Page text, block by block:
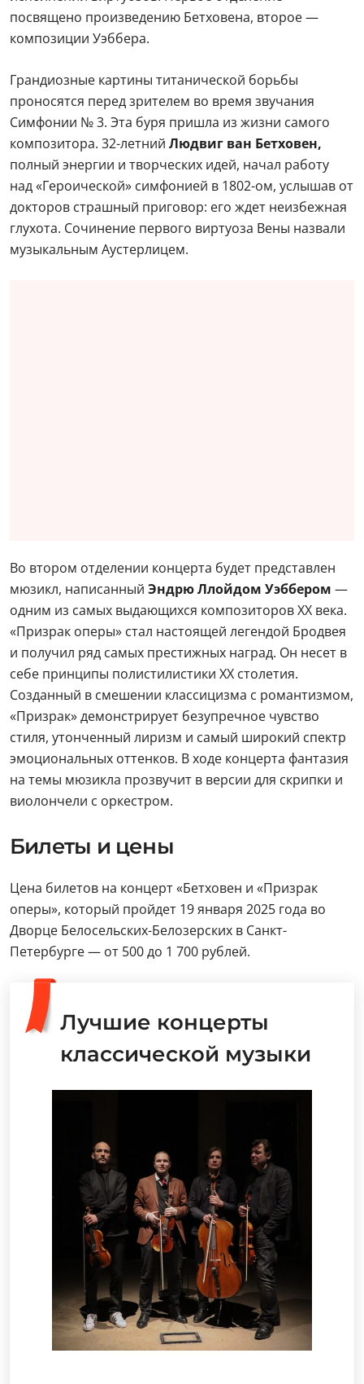
посвящено произведению Бетховена, второе —
композиции Уэббера.
Грандиозные картины титанической борьбы
проносятся перед зрителем во время звучания
Симфонии № 3. Эта буря пришла из жизни самого
композитора. 32-летний Людвиг ван Бетховен,
полный энергии и творческих идей, начал работу
над «Героической» симфонией в 1802-ом, услышав от
докторов страшный приговор: его ждет неизбежная
глухота. Сочинение первого виртуоза Вены назвали
музыкальным Аустерлицем.
Во втором отделении концерта будет представлен
мюзикл, написанный Эндрю Ллойдом Уэббером —
одним из самых выдающихся композиторов XX века.
«Призрак оперы» стал настоящей легендой Бродвея
и получил ряд самых престижных наград. Он несет в
себе принципы полистилистики ХХ столетия.
Созданный в смешении классицизма с романтизмом,
«Призрак» демонстрирует безупречное чувство
стиля, утонченный лиризм и самый широкий спектр
эмоциональных оттенков. В ходе концерта фантазия
на темы мюзикла прозвучит в версии для скрипки и
виолончели с оркестром.
Билеты и цены
Цена билетов на концерт «Бетховен и «Призрак
оперы», который пройдет 19 января 2025 года во
Дворце Белосельских-Белозерских в Санкт-
Петербурге — от 500 до 1 700 рублей.
Лучшие концерты
классической музыки